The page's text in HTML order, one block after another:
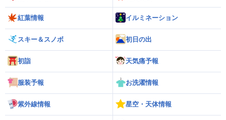
紅葉情報 イルミネーション
スキー＆スノボ 初日の出
初詣 天気痛予報
服装予報 お洗濯情報
紫外線情報 星空・天体情報